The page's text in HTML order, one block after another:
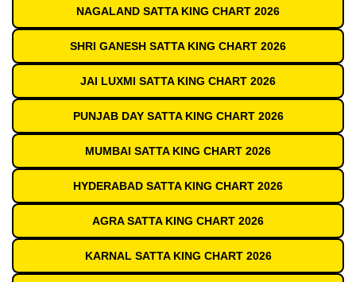
NAGALAND SATTA KING CHART 2026
SHRI GANESH SATTA KING CHART 2026
JAI LUXMI SATTA KING CHART 2026
PUNJAB DAY SATTA KING CHART 2026
MUMBAI SATTA KING CHART 2026
HYDERABAD SATTA KING CHART 2026
AGRA SATTA KING CHART 2026
KARNAL SATTA KING CHART 2026